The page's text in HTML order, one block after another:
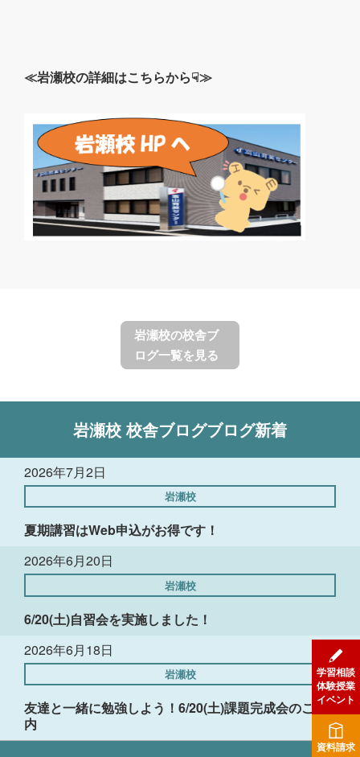
≪岩瀬校の詳細はこちらから☟≫
岩瀬校の校舎ブ
ログ一覧を見る
岩瀬校 校舎ブログブログ新着
2026年7月2日
岩瀬校
夏期講習はWeb申込がお得です！
2026年6月20日
岩瀬校
6/20(土)自習会を実施しました！
2026年6月18日
岩瀬校
友達と一緒に勉強しよう！6/20(土)課題完成会のご案
内
学習相談
体験授業
イベント
資料請求